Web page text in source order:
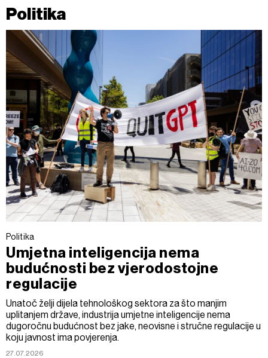
Politika
Politika
Umjetna inteligencija nema
budućnosti bez vjerodostojne
regulacije
Unatoč želji dijela tehnološkog sektora za što manjim
uplitanjem države, industrija umjetne inteligencije nema
dugoročnu budućnost bez jake, neovisne i stručne regulacije u
koju javnost ima povjerenja.
27.07.2026